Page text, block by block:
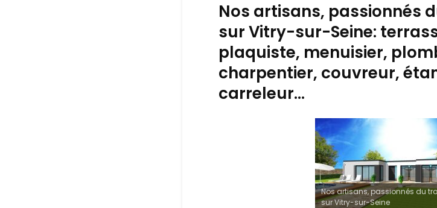
Nos artisans, passionnés
sur Vitry-sur-Seine:
plaquiste, menuisier,
charpentier, couvreur,
carreleur…
Nos artisans, passionnés du
sur Vitry-sur-Seine